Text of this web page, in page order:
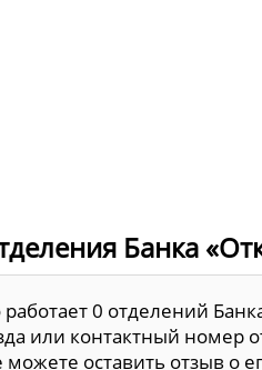
Банка
0 отделений
или контактный номер
оставить отзыв о